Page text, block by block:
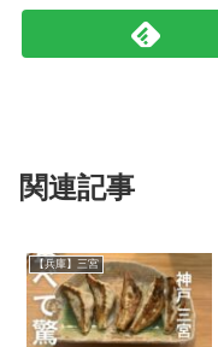
関連記事
【兵庫】三宮